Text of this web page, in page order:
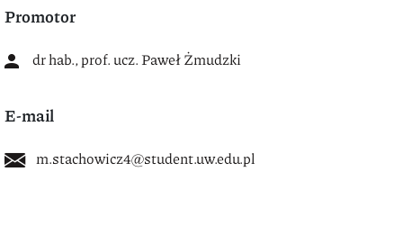
Promotor
dr hab., prof. ucz. Paweł Żmudzki
E-mail
m.stachowicz4@student.uw.edu.pl